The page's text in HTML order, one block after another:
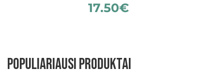
17.50€
Populiariausi produktai